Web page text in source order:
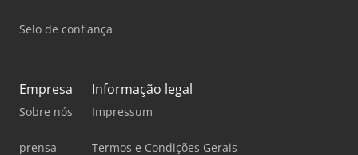
Selo de confiança
Empresa
Sobre nós
prensa
Informação legal
Impressum
Termos e Condições Gerais